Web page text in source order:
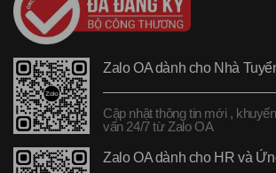
Zalo OA dành cho Nhà
Cập nhật thông tin mới ,
vấn 24/7 từ Zalo OA
Zalo OA dành cho HR và